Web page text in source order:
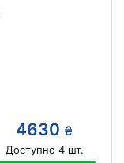
4630 ₴
Доступно 4шт.